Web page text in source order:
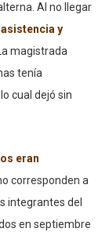
Al no llegar
y
magistrada
tenía
cual dejó sin
eran
corresponden a
integrantes del
en septiembre